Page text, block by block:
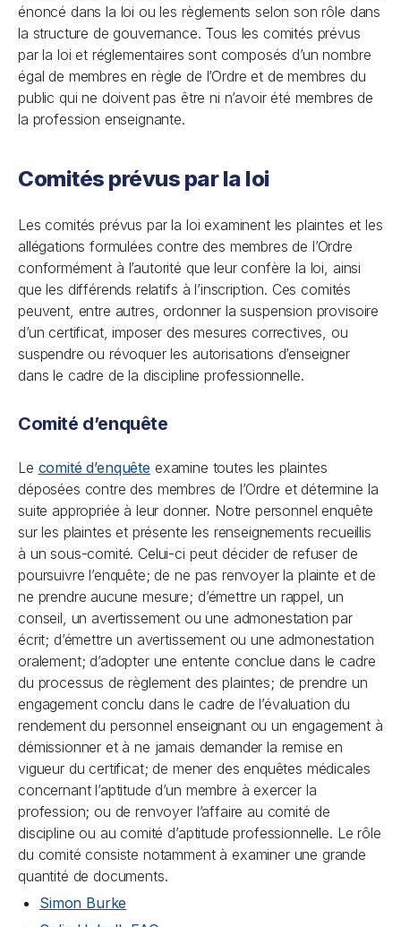
énoncé dans la loi ou les règlements selon son rôle dans
la structure de gouvernance. Tous les comités prévus
par la loi et réglementaires sont composés d’un nombre
égal de membres en règle de l’Ordre et de membres du
public qui ne doivent pas être ni n’avoir été membres de
la profession enseignante.
Comités prévus par la loi
Les comités prévus par la loi examinent les plaintes et les
allégations formulées contre des membres de l’Ordre
conformément à l’autorité que leur confère la loi, ainsi
que les différends relatifs à l’inscription. Ces comités
peuvent, entre autres, ordonner la suspension provisoire
d’un certificat, imposer des mesures correctives, ou
suspendre ou révoquer les autorisations d’enseigner
dans le cadre de la discipline professionnelle.
Comité d’enquête
Le comité d’enquête examine toutes les plaintes
déposées contre des membres de l’Ordre et détermine la
suite appropriée à leur donner. Notre personnel enquête
sur les plaintes et présente les renseignements recueillis
à un sous-comité. Celui-ci peut décider de refuser de
poursuivre l’enquête; de ne pas renvoyer la plainte et de
ne prendre aucune mesure; d’émettre un rappel, un
conseil, un avertissement ou une admonestation par
écrit; d’émettre un avertissement ou une admonestation
oralement; d’adopter une entente conclue dans le cadre
du processus de règlement des plaintes; de prendre un
engagement conclu dans le cadre de l’évaluation du
rendement du personnel enseignant ou un engagement à
démissionner et à ne jamais demander la remise en
vigueur du certificat; de mener des enquêtes médicales
concernant l’aptitude d’un membre à exercer la
profession; ou de renvoyer l’affaire au comité de
discipline ou au comité d’aptitude professionnelle. Le rôle
du comité consiste notamment à examiner une grande
quantité de documents.
Simon Burke